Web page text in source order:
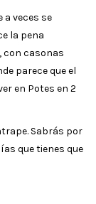
a veces se
la pena
con casonas
parece que el
en Potes en 2
Sabrás por
que tienes que